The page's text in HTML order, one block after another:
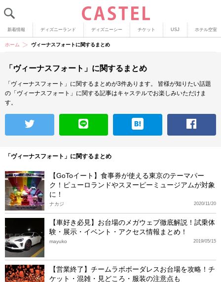
新着情報 ディズニーランド ディズニーシー チケット USJ ホテル空室
ホーム ヴィーナスフォートに関するまとめ
「ヴィーナスフォート」に関するまとめ
「ヴィーナスフォート」に関するまとめが3件あります。
皆様が知りたい話題
の「ヴィーナスフォート」に関する記事はキャステルでお楽しみいただけま
す。
「ヴィーナスフォート」に関するまとめ
【GoToイート】食事券が使える東京のテーマパー
ク！ピューロランドやスヌーピーミュージアムが対象
に！
2020/11/20
ナカジ
【車好き必見】お台場のメガウェブ徹底解説！試乗体
験・展示・イベント・アクセス情報まとめ！
2019/05/15
mayuko
【営業終了】チームラボボーダレスお台場を攻略！チ
ケット・混雑・見どころ・服装の注意点も